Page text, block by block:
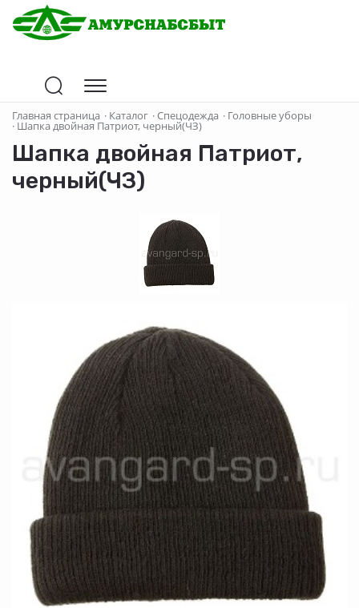
Главная страница · Каталог ·Спецодежда · Головные уборы
· Шапка двойная Патриот, черный(ЧЗ)
Шапка двойная Патриот,
черный(ЧЗ)